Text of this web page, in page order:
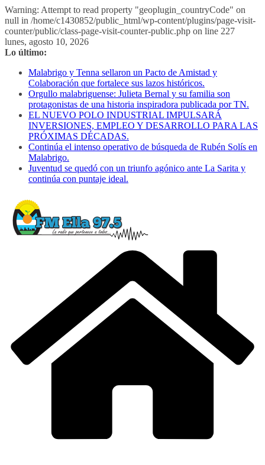
Warning: Attempt to read property "geoplugin_countryCode" on
null in /home/c1430852/public_html/wp-content/plugins/page-visit-
counter/public/class-page-visit-counter-public.php on line 227
Saltar
al
lunes, agosto 10, 2026
Lo último:
Malabrigo y Tenna sellaron un Pacto de Amistad y
Colaboración que fortalece sus lazos históricos.
Orgullo malabriguense: Julieta Bernal y su familia son
protagonistas de una historia inspiradora publicada por TN.
EL NUEVO POLO INDUSTRIAL IMPULSARÁ
INVERSIONES, EMPLEO Y DESARROLLO PARA LAS
PRÓXIMAS DÉCADAS.
Continúa el intenso operativo de búsqueda de Rubén Solís en
Malabrigo.
Juventud se quedó con un triunfo agónico ante La Sarita y
continúa con puntaje ideal.